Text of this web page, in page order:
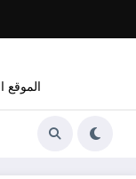
الموقع